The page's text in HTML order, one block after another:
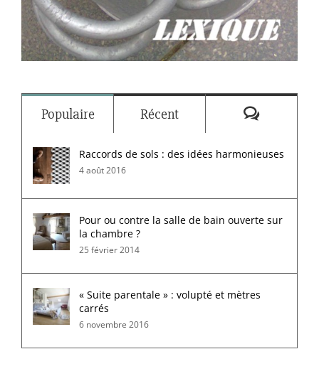
Populaire Récent
Raccords de sols : des idées harmonieuses
4 août 2016
Pour ou contre la salle de bain ouverte sur
la chambre ?
25 février 2014
« Suite parentale » : volupté et mètres
carrés
6 novembre 2016